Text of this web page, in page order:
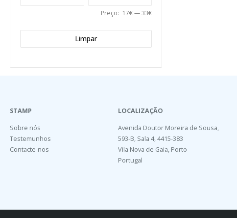
Preço: 17€—33€
Limpar
STAMP
Sobre nós
Testemunhos
Contacte-nos
LOCALIZAÇÃO
Avenida Doutor Moreira de Sousa,
593-B, Sala 4, 4415-383
Vila Nova de Gaia, Porto
Portugal